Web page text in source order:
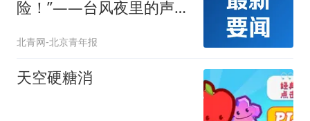
险！”——台风夜里的声声
北青网-北京青年报
天空硬糖消